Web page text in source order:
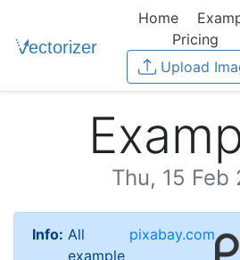
Home
Pricing
Upload
Thu, 15 Feb
Info: All
example
pixabay.com